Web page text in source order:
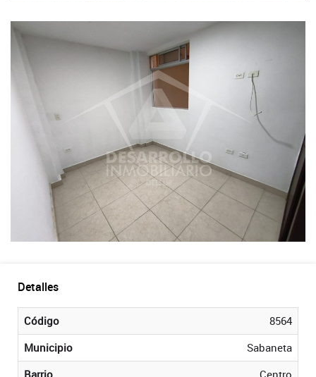
Detalles
Código
8564
Municipio
Sabaneta
Barrio
Centro